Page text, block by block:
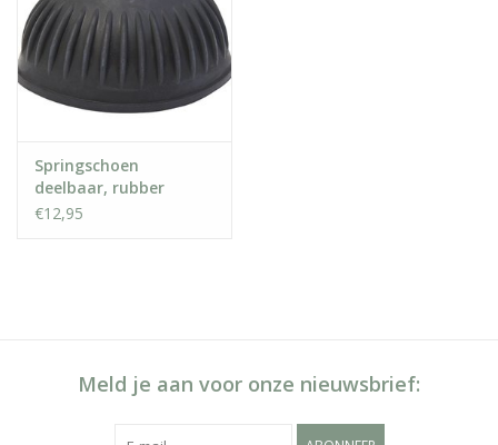
Springschoen
deelbaar, rubber
€12,95
Meld je aan voor onze nieuwsbrief: